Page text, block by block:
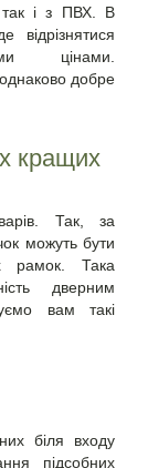
так і з ПВХ. В
відрізнятися
цінами.
добре
кращих
Так, за
можуть бути
рамок. Така
дверним
вам такі
біля входу
підсобних